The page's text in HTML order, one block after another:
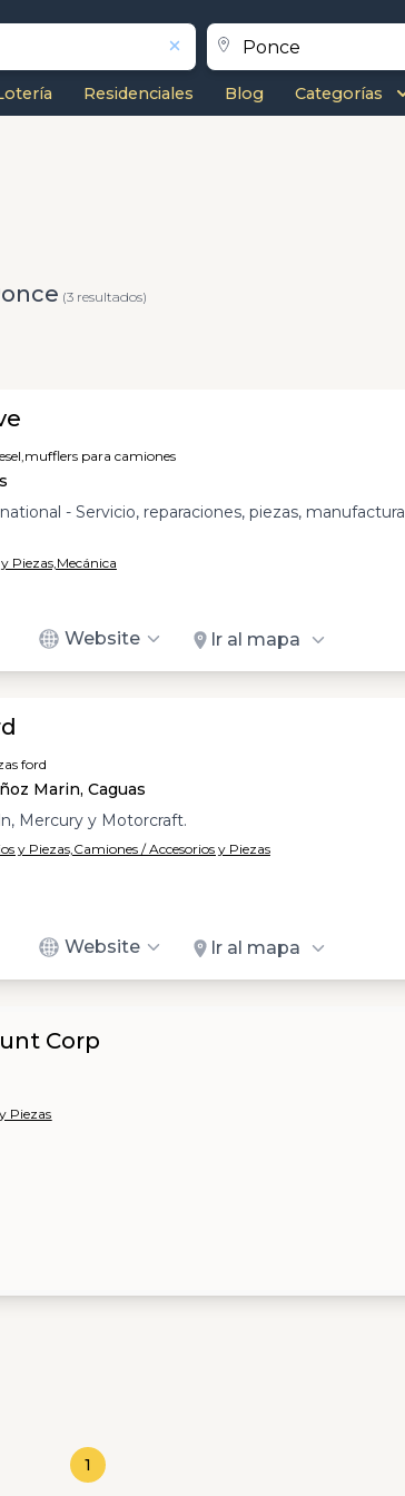
Residenciales Blog Categorías
(3 resultados)
mufflers para camiones
- Servicio, reparaciones, piezas, manufactura
Piezas,Mecánica
Website Ir al mapa
ford
Marin, Caguas
Mercury y Motorcraft.
y Piezas,Camiones / Accesorios y Piezas
Website Ir al mapa
Corp
Piezas
1